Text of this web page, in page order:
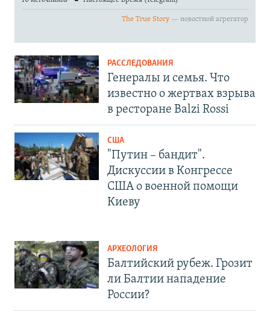
РАССЛЕДОВАНИЯ
Генералы и семья. Что
известно о жертвах взрыва
в ресторане Balzi Rossi
США
"Путин – бандит".
Дискуссии в Конгрессе
США о военной помощи
Киеву
АРХЕОЛОГИЯ
Балтийский рубеж. Грозит
ли Балтии нападение
России?